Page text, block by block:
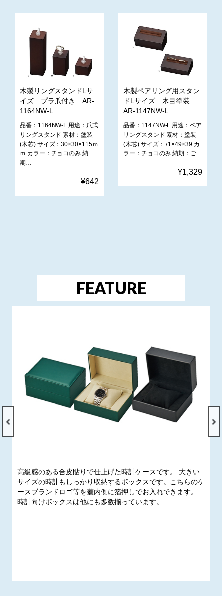
木製リングスタンドLサ
イズ プラ爪付き AR-
1164NW-L
品番：1164NW-L 用途：爪式
リングスタンド 素材：塗装
(木芯) サイズ：30×30×115ｍ
ｍ カラー：チョコのみ 納
期…
¥642
木製ペアリング用スタン
ドLサイズ 木目塗装
AR-1147NW-L
品番：1147NW-L 用途：ペア
リングスタンド 素材：塗装
(木芯) サイズ：71×49×39 カ
ラー：チョコのみ 納期：ご…
¥1,329
FEATURE
高級感のある合皮貼りで仕上げた時計ケースです。 大きい
サイズの時計もしっかり収納するボックスです。こちらのケ
ースブランドロゴ等を蓋内側に箔押しでお入れできます。
時計向けボックスは他にも多数揃っています。